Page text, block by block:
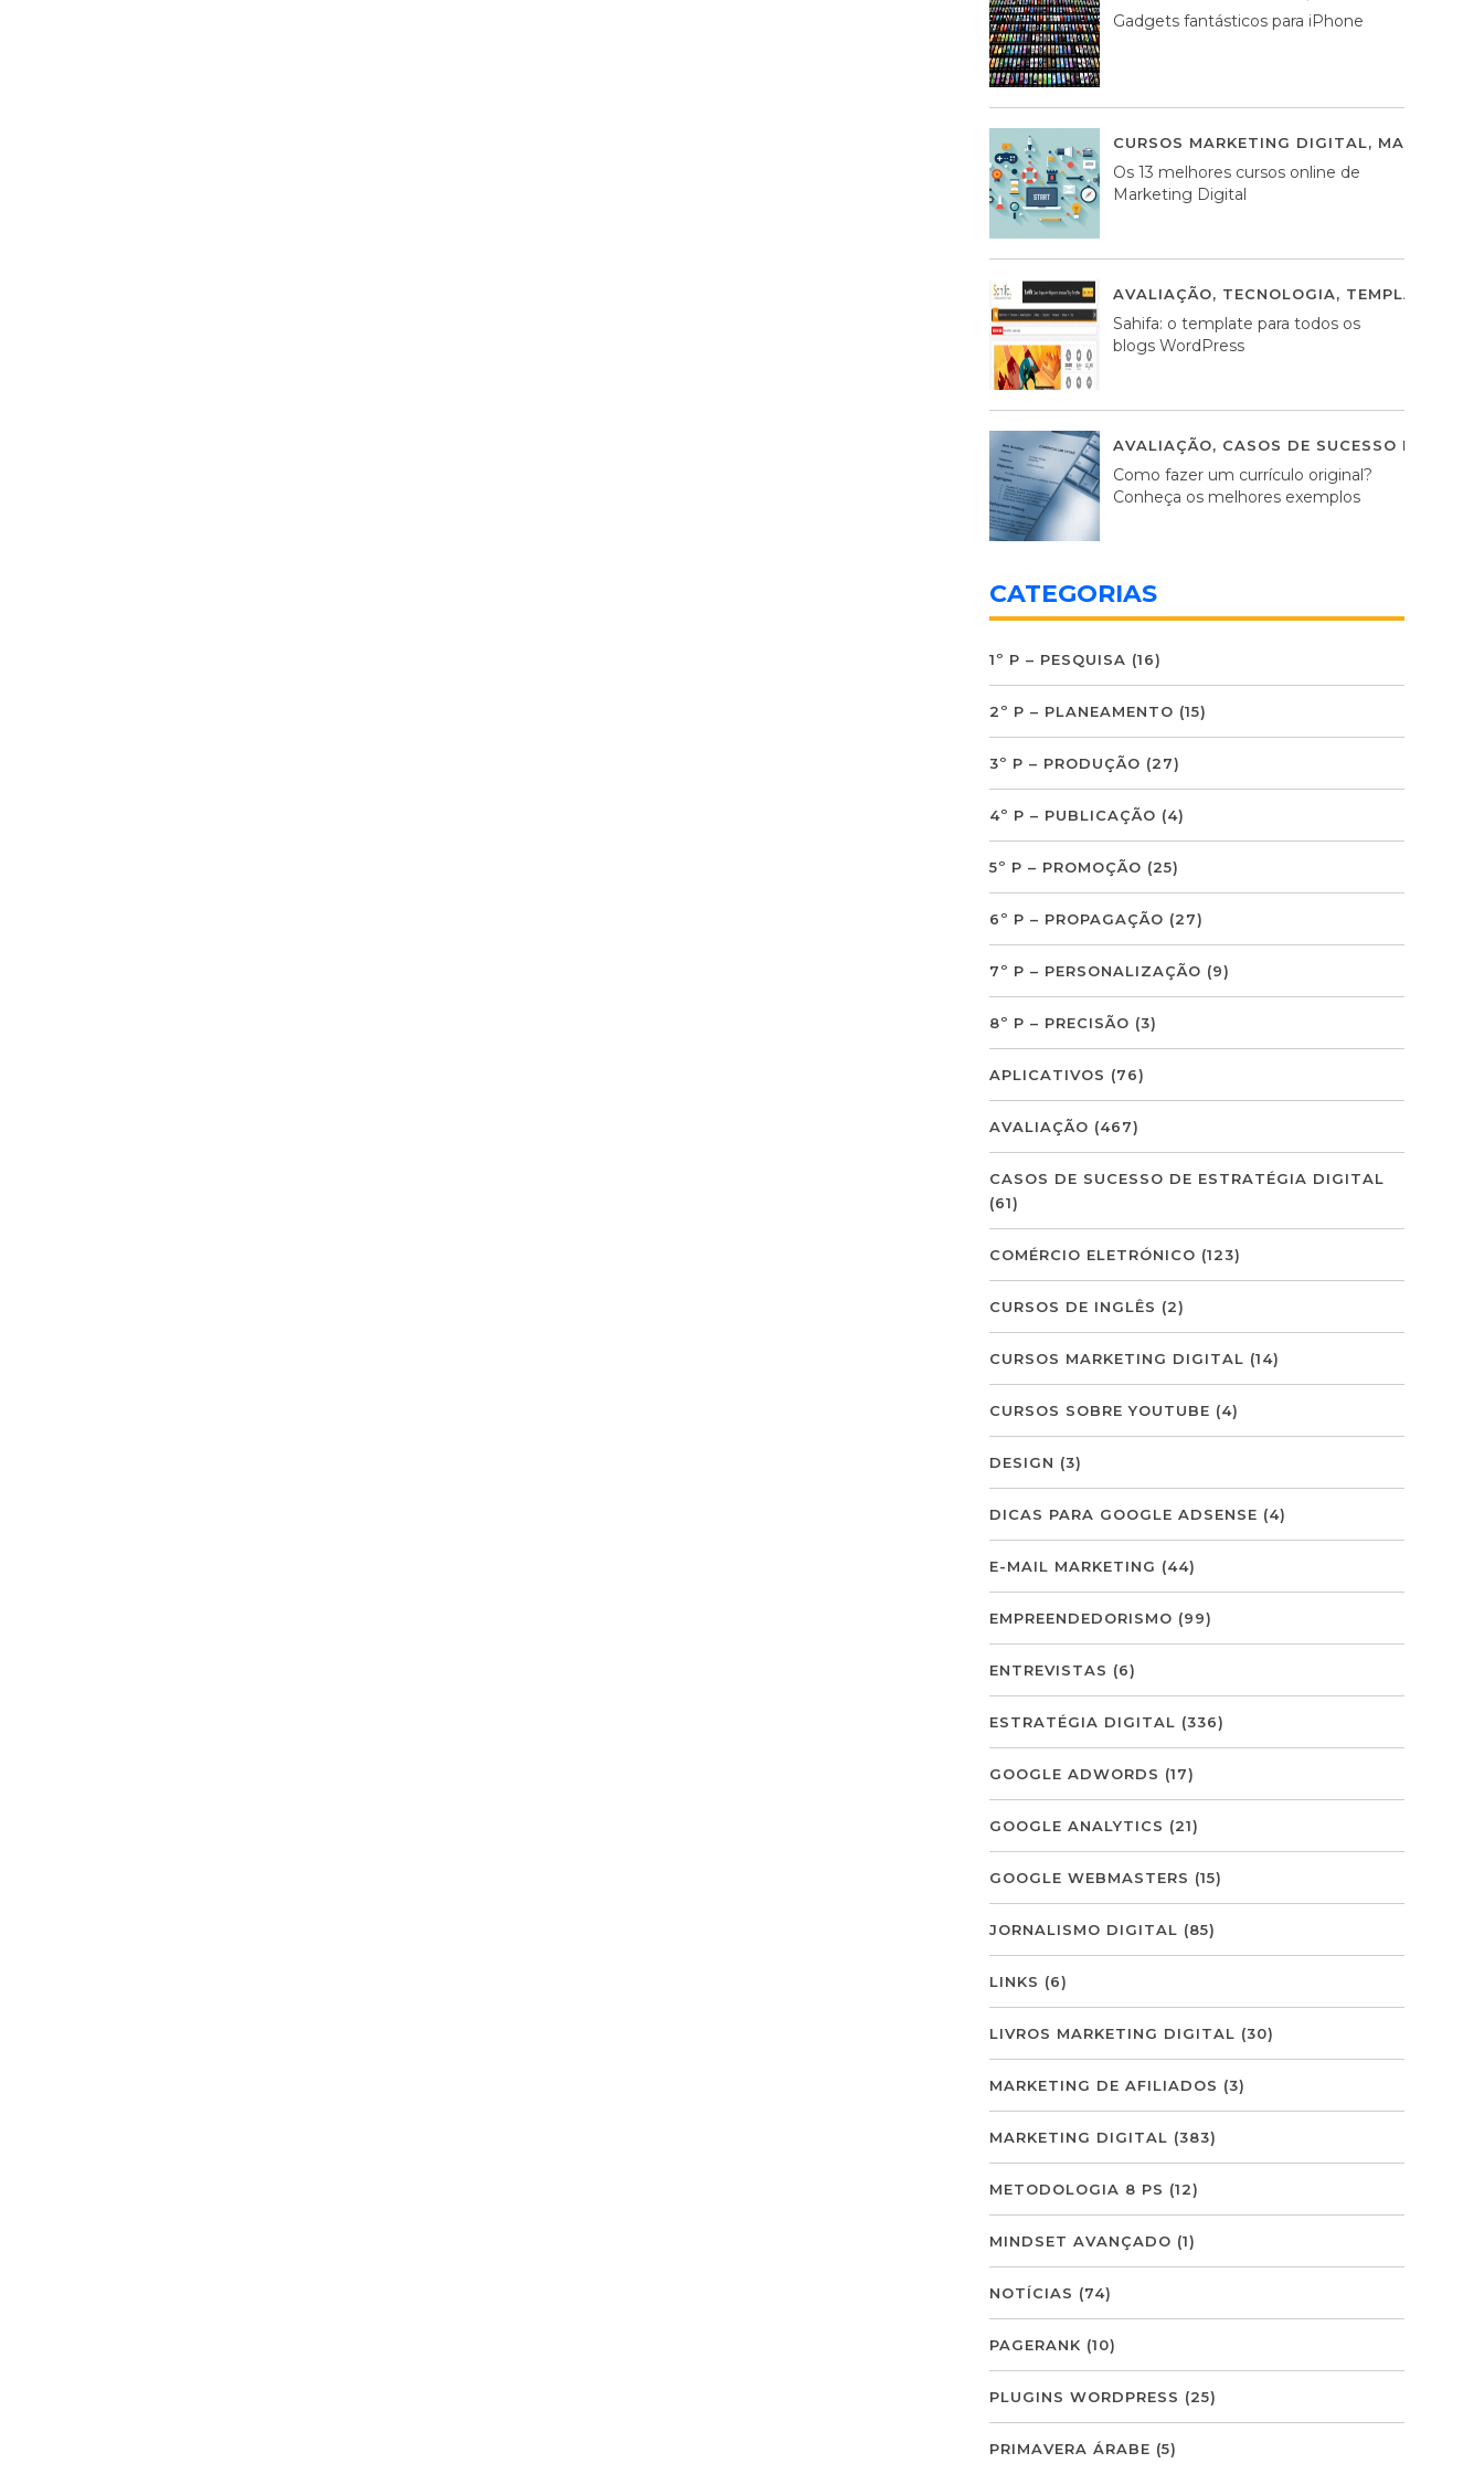
Gadgets fantásticos para iPhone
CURSOS MARKETING DIGITAL,
Os 13 melhores cursos online de
Marketing Digital
AVALIAÇÃO, TECNOLOGIA, TEMPLATES
Sahifa: o template para todos os
blogs WordPress
AVALIAÇÃO, CASOS DE SUCESSO DE
Como fazer um currículo original?
Conheça os melhores exemplos
CATEGORIAS
1º P – PESQUISA (16)
2º P – PLANEAMENTO (15)
3º P – PRODUÇÃO (27)
4º P – PUBLICAÇÃO (4)
5º P – PROMOÇÃO (25)
6º P – PROPAGAÇÃO (27)
7º P – PERSONALIZAÇÃO (9)
8º P – PRECISÃO (3)
APLICATIVOS (76)
AVALIAÇÃO (467)
CASOS DE SUCESSO DE ESTRATÉGIA DIGITAL
(61)
COMÉRCIO ELETRÓNICO (123)
CURSOS DE INGLÊS (2)
CURSOS MARKETING DIGITAL (14)
CURSOS SOBRE YOUTUBE (4)
DESIGN (3)
DICAS PARA GOOGLE ADSENSE (4)
E-MAIL MARKETING (44)
EMPREENDEDORISMO (99)
ENTREVISTAS (6)
ESTRATÉGIA DIGITAL (336)
GOOGLE ADWORDS (17)
GOOGLE ANALYTICS (21)
GOOGLE WEBMASTERS (15)
JORNALISMO DIGITAL (85)
LINKS (6)
LIVROS MARKETING DIGITAL (30)
MARKETING DE AFILIADOS (3)
MARKETING DIGITAL (383)
METODOLOGIA 8 PS (12)
MINDSET AVANÇADO (1)
NOTÍCIAS (74)
PAGERANK (10)
PLUGINS WORDPRESS (25)
PRIMAVERA ÁRABE (5)